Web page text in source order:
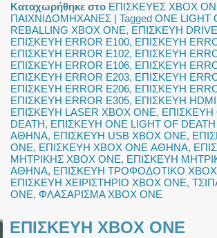
Καταχωρήθηκε στο ΕΠΙΣΚΕΥΕΣ XBOX
ΠΑΙΧΝΙΔΟΜΗΧΑΝΕΣ |Tagged ONE LIGHT
REBALLING XBOX ONE, ΕΠΙΣΚΕΥΗ
ΕΠΙΣΚΕΥΗ ERROR E100, ΕΠΙΣΚΕΥΗ
ΕΠΙΣΚΕΥΗ ERROR E102, ΕΠΙΣΚΕΥΗ
ΕΠΙΣΚΕΥΗ ERROR E106, ΕΠΙΣΚΕΥΗ
ΕΠΙΣΚΕΥΗ ERROR E203, ΕΠΙΣΚΕΥΗ
ΕΠΙΣΚΕΥΗ ERROR E206, ΕΠΙΣΚΕΥΗ
ΕΠΙΣΚΕΥΗ ERROR E305, ΕΠΙΣΚΕΥΗ HDMI
ΕΠΙΣΚΕΥΗ LASER XBOX ONE, ΕΠΙΣΚΕΥΗ
DEATH, ΕΠΙΣΚΕΥΗ ONE LIGHT OF
ΑΘΗΝΑ, ΕΠΙΣΚΕΥΗ USB XBOX ONE,
ONE, ΕΠΙΣΚΕΥΗ XBOX ONE ΑΘΗΝΑ,
ΜΗΤΡΙΚΗΣ XBOX ONE, ΕΠΙΣΚΕΥΗ
ΑΘΗΝΑ, ΕΠΙΣΚΕΥΗ ΤΡΟΦΟΔΟΤΙΚΟ XBOX
ΕΠΙΣΚΕΥΗ ΧΕΙΡΙΣΤΗΡΙΟ XBOX ONE,
ONE,ΦΛΑΣΑΡΙΣΜΑ XBOX ONE
ΕΠΙΣΚΕΥΗ XBOX ONE